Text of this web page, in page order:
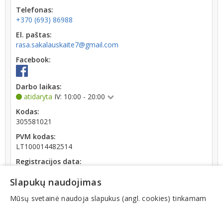
Telefonas:
+370 (693) 86988
El. paštas:
rasa.sakalauskaite7@gmail.com
Facebook:
Darbo laikas:
atidaryta IV: 10:00 - 20:00
Kodas:
305581021
PVM kodas:
LT100014482514
Registracijos data:
Darbuotojų skaičius:
iki 10 darbuotojų
Slapukų naudojimas
Mūsų svetainė naudoja slapukus (angl. cookies) tinkamam